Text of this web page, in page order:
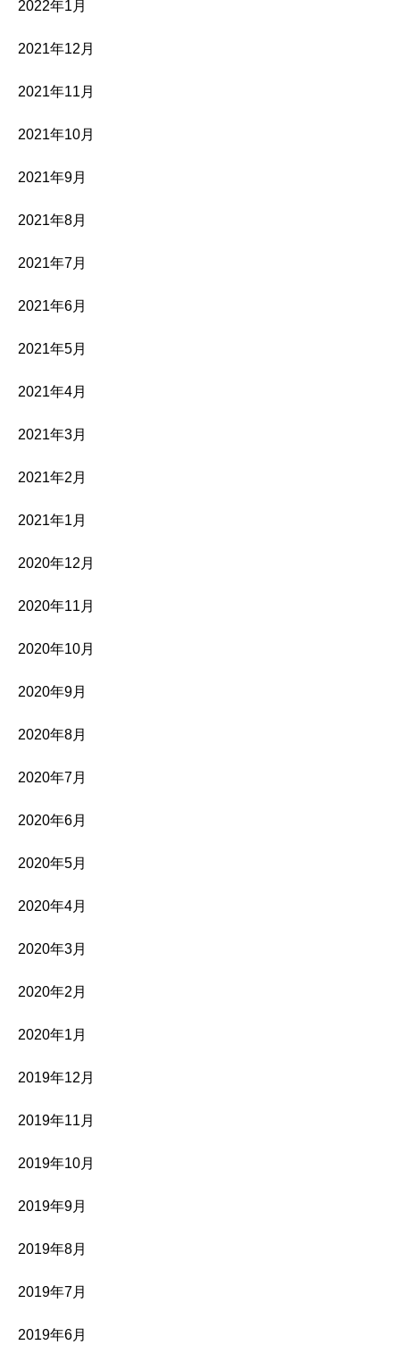
2022年1月
2021年12月
2021年11月
2021年10月
2021年9月
2021年8月
2021年7月
2021年6月
2021年5月
2021年4月
2021年3月
2021年2月
2021年1月
2020年12月
2020年11月
2020年10月
2020年9月
2020年8月
2020年7月
2020年6月
2020年5月
2020年4月
2020年3月
2020年2月
2020年1月
2019年12月
2019年11月
2019年10月
2019年9月
2019年8月
2019年7月
2019年6月